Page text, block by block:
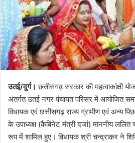
उतई/दुर्ग। छत्तीसगढ़ सरकार की महत्वाकांक्षी
अंतर्गत उतई नगर पंचायत परिसर में आयोजित
विधायक एवं छत्तीसगढ़ राज्य ग्रामीण एवं अन्य
के उपाध्यक्ष (कैबिनेट मंत्री दर्जा) माननीय
रूप में शामिल हुए। विधायक श्री चन्द्राकर ने